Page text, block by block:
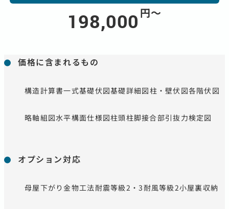
198,000 円〜
価格に含まれるもの
構造計算書一式基礎伏図基礎詳細図柱・壁伏図各階伏図
略軸組図水平構面仕様図柱頭柱脚接合部引抜力検定図
オプション対応
母屋下がり金物工法耐震等級2・3耐風等級2小屋裏収納